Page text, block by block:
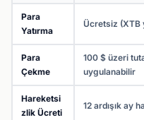
Para
Yatırma
Ücretsiz (XTB
Para
Çekme
100 $ üzeri
uygulanabilir
Hareketsi
zlik Ücreti
12 ardışık ay